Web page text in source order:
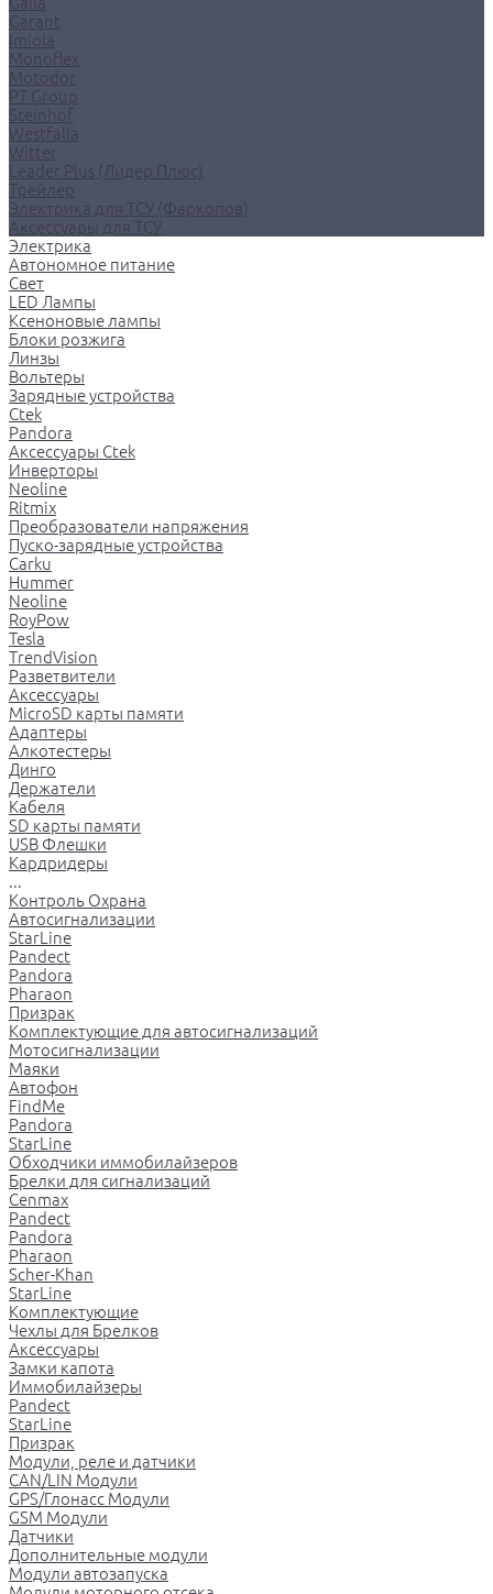
Garant
Imiola
Monoflex
Motodor
PT Group
Steinhof
Westfalia
Witter
Leader Plus (Лидер Плюс)
Трейлер
Электрика для ТСУ (Фаркопов)
Аксессуары для ТСУ
Электрика
Автономное питание
Свет
LED Лампы
Ксеноновые лампы
Блоки розжига
Линзы
Вольтеры
Зарядные устройства
Ctek
Pandora
Аксессуары Ctek
Инверторы
Neoline
Ritmix
Преобразователи напряжения
Пуско-зарядные устройства
Carku
Hummer
Neoline
RoyPow
Tesla
TrendVision
Разветвители
Аксессуары
MicroSD карты памяти
Адаптеры
Алкотестеры
Динго
Держатели
Кабеля
SD карты памяти
USB Флешки
Кардридеры
...
Контроль Охрана
Автосигнализации
StarLine
Pandect
Pandora
Pharaon
Призрак
Комплектующие для автосигнализаций
Мотосигнализации
Маяки
Автофон
FindMe
Pandora
StarLine
Обходчики иммобилайзеров
Брелки для сигнализаций
Cenmax
Pandect
Pandora
Pharaon
Scher-Khan
StarLine
Комплектующие
Чехлы для Брелков
Аксессуары
Замки капота
Иммобилайзеры
Pandect
StarLine
Призрак
Модули, реле и датчики
CAN/LIN Модули
GPS/Глонасс Модули
GSM Модули
Датчики
Дополнительные модули
Модули автозапуска